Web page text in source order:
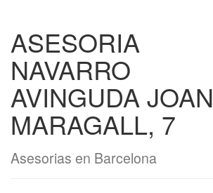
ASESORIA
NAVARRO
AVINGUDA JOAN
MARAGALL, 7
Asesorias en Barcelona